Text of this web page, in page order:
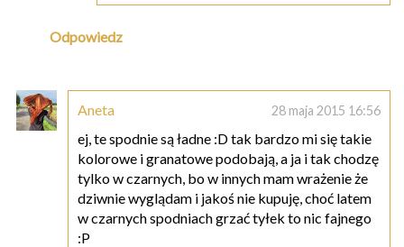
Odpowiedz
Aneta 28 maja 2015 16:56
ej, te spodnie są ładne :D tak bardzo mi się takie
kolorowe i granatowe podobają, a ja i tak chodzę
tylko w czarnych, bo w innych mam wrażenie że
dziwnie wyglądam i jakoś nie kupuję, choć latem
w czarnych spodniach grzać tyłek to nic fajnego
:P